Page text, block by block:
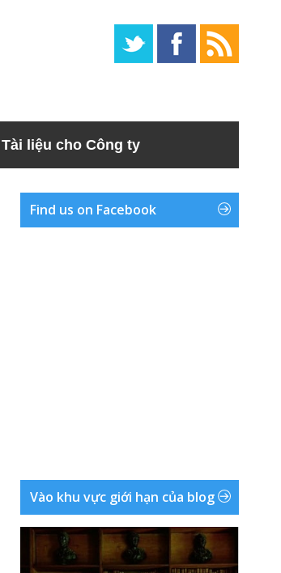
Tài liệu cho Công ty
Find us on Facebook
Vào khu vực giới hạn của blog